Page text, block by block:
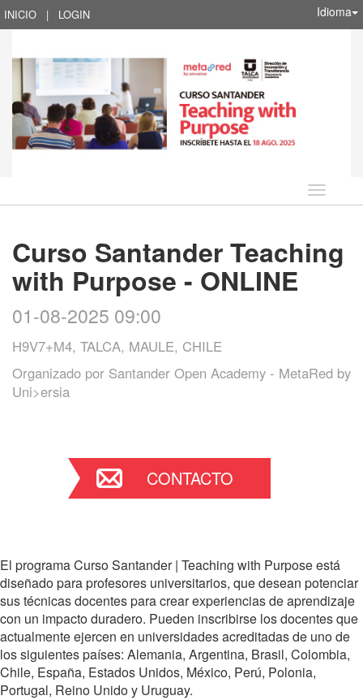
INICIO | LOGIN Idioma
Idioma
Curso Santander Teaching
with Purpose - ONLINE
01-08-2025 09:00
H9V7+M4, TALCA, MAULE, CHILE
Organizado por Santander Open Academy - MetaRed by
Uni>ersia
CONTACTO
El programa CursoSantander | Teaching with Purpose está
diseñado para profesores universitarios, que desean potenciar
sus técnicas docentes para crear experiencias de aprendizaje
con un impacto duradero. Pueden inscribirse los docentes que
actualmente ejercen en universidades acreditadas de uno de
los siguientes países: Alemania, Argentina, Brasil, Colombia,
Chile, España, Estados Unidos, México, Perú, Polonia,
Portugal, Reino Unido y Uruguay.